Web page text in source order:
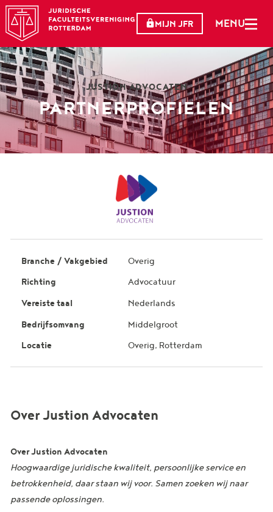
MIJN JFR MENU
PARTNERPROFIELEN
JUSTION ADVOCATEN
Branche / Vakgebied
Overig
Richting
Advocatuur
Vereiste taal
Nederlands
Bedrijfsomvang
Middelgroot
Locatie
Overig, Rotterdam
Over Justion Advocaten
Over Justion Advocaten
Hoogwaardige juridische kwaliteit, persoonlijke service en
betrokkenheid, daar staan wij voor. Samen zoeken wij naar
passende oplossingen.